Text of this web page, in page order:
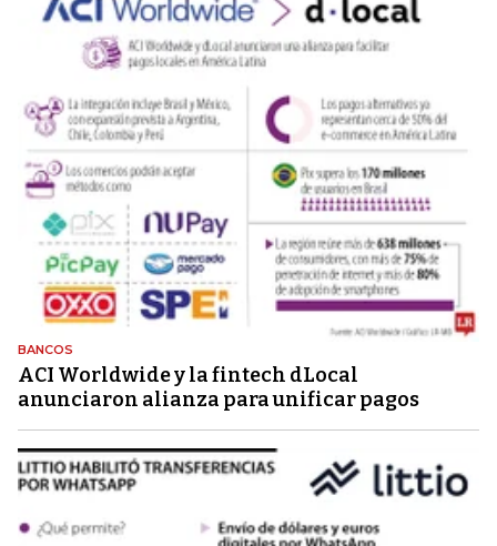
BANCOS
ACI Worldwide y la fintech dLocal
anunciaron alianza para unificar pagos